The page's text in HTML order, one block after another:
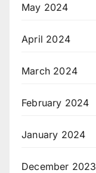
May 2024
April 2024
March 2024
February 2024
January 2024
December 2023